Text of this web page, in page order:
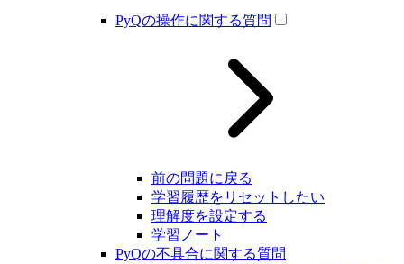
PyQの操作に関する質問
前の問題に戻る
学習履歴をリセットしたい
理解度を設定する
学習ノート
PyQの不具合に関する質問